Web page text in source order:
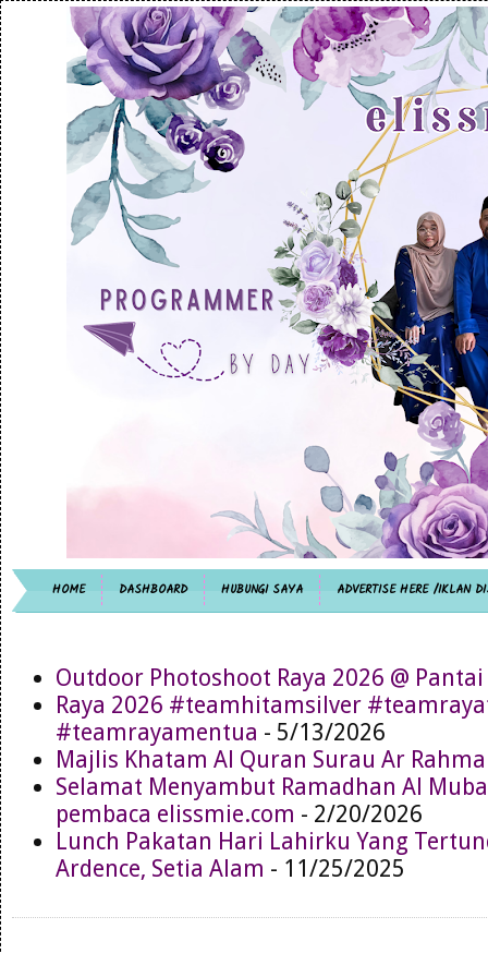
HOME DASHBOARD HUBUNGI SAYA ADVERTISE HERE /IKLAN
Outdoor Photoshoot Raya 2026 @ Pantai
Raya 2026 #teamhitamsilver
#teamrayamentua - 5/13/2026
Majlis Khatam Al Quran Surau Ar
Selamat Menyambut Ramadhan Al
pembaca elissmie.com - 2/20/2026
Lunch Pakatan Hari Lahirku Yang
Ardence, Setia Alam - 11/25/2025